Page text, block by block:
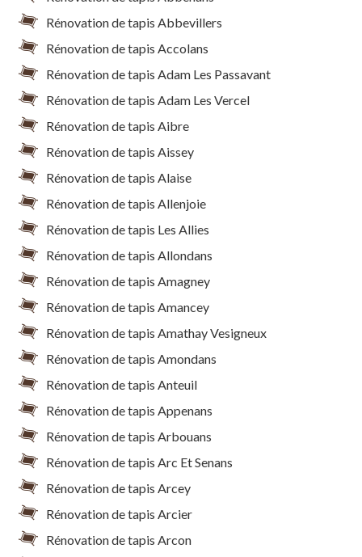
Rénovation de tapis Abbevillers
Rénovation de tapis Accolans
Rénovation de tapis Adam Les Passavant
Rénovation de tapis Adam Les Vercel
Rénovation de tapis Aibre
Rénovation de tapis Aissey
Rénovation de tapis Alaise
Rénovation de tapis Allenjoie
Rénovation de tapis Les Allies
Rénovation de tapis Allondans
Rénovation de tapis Amagney
Rénovation de tapis Amancey
Rénovation de tapis Amathay Vesigneux
Rénovation de tapis Amondans
Rénovation de tapis Anteuil
Rénovation de tapis Appenans
Rénovation de tapis Arbouans
Rénovation de tapis Arc Et Senans
Rénovation de tapis Arcey
Rénovation de tapis Arcier
Rénovation de tapis Arcon